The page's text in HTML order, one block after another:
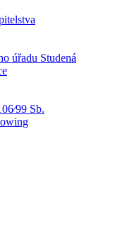
úřadu Studená
Sb.